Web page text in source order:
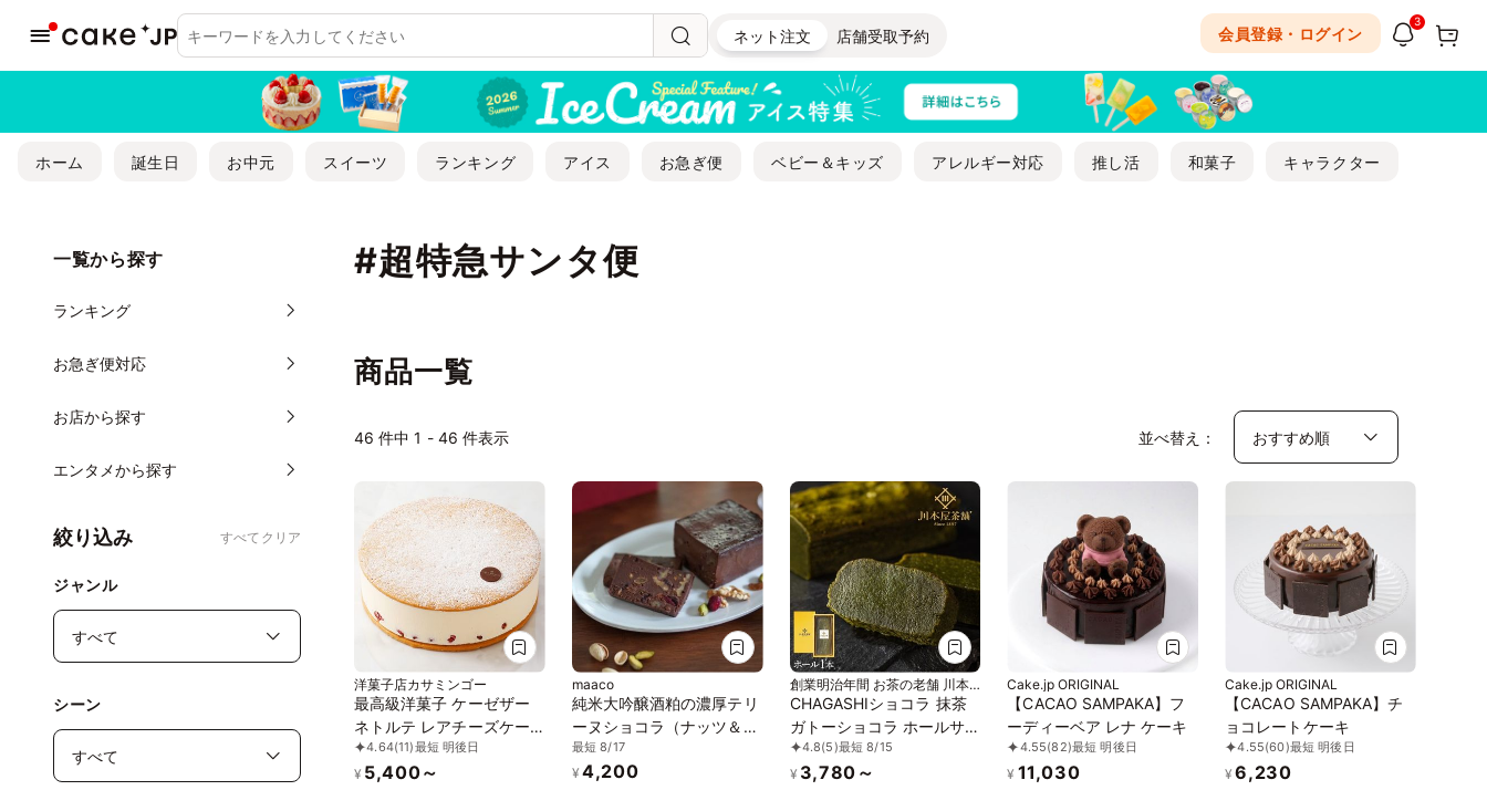
ネット注文 店舗受取予約 会員登録・ログイン
3
ホーム 誕生日 お中元 スイーツ ランキング アイス お急ぎ便 ベビー＆キッズ アレルギー対応 推し活 和菓子 キャラクター
#超特急サンタ便
一覧から探す
ランキング
お急ぎ便対応
お店から探す
エンタメから探す
絞り込み すべてクリア
ジャンル
シーン
商品一覧
46 件中 1 - 46 件表示 並べ替え：
洋菓子店カサミンゴー
最高級洋菓子 ケーゼザー
ネトルテ レアチーズケー
キ 15cm
4.64(11)最短 明後日
¥ 5,400～
maaco
純米大吟醸酒粕の濃厚テリ
ーヌショコラ（ナッツ＆フ
ルーツ）
最短 8/17
¥ 4,200
創業明治年間 お茶の老舗 川本
屋
CHAGASHIショコラ 抹茶
ガトーショコラ ホールサ
イズ ギフト お中元2026
4.8(5)最短 8/15
¥ 3,780～
Cake.jp ORIGINAL
【CACAO SAMPAKA】フ
ーディーベア レナ ケーキ
4.55(82)最短 明後日
¥ 11,030
Cake.jp ORIGINAL
【CACAO SAMPAKA】チ
ョコレートケーキ
4.55(60)最短 明後日
¥ 6,230